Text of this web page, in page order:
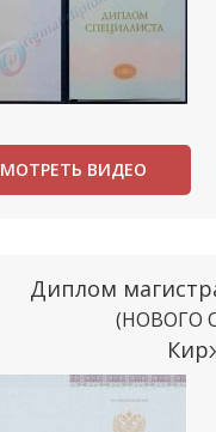
ВИДЕО
Диплом
(НОВОГО